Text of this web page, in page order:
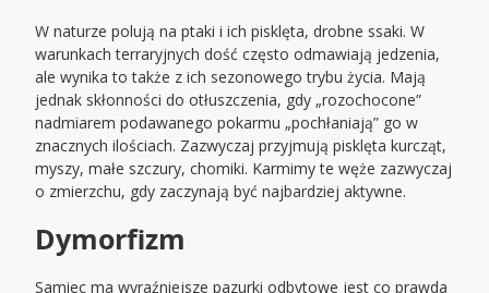
W naturze polują na ptaki i ich pisklęta, drobne ssaki. W
warunkach terraryjnych dość często odmawiają jedzenia,
ale wynika to także z ich sezonowego trybu życia. Mają
jednak skłonności do otłuszczenia, gdy „rozochocone”
nadmiarem podawanego pokarmu „pochłaniają” go w
znacznych ilościach. Zazwyczaj przyjmują pisklęta kurcząt,
myszy, małe szczury, chomiki. Karmimy te węże zazwyczaj
o zmierzchu, gdy zaczynają być najbardziej aktywne.
Dymorfizm
Samiec ma wyraźniejsze pazurki odbytowe jest co prawda